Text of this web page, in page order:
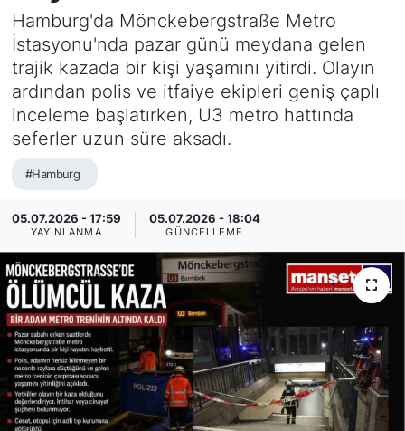
Hamburg'da Mönckebergstraße Metro
İstasyonu'nda pazar günü meydana gelen
trajik kazada bir kişi yaşamını yitirdi. Olayın
ardından polis ve itfaiye ekipleri geniş çaplı
inceleme başlatırken, U3 metro hattında
seferler uzun süre aksadı.
#Hamburg
05.07.2026 - 17:59
YAYINLANMA
05.07.2026 - 18:04
GÜNCELLEME
EKONOMİ
SİYASET
SAĞLIK
Haber Arşivi